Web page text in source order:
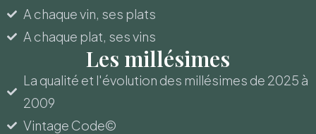
A chaque vin, ses plats
A chaque plat, ses vins
Les millésimes
La qualité et l'évolution des millésimes de 2025 à
2009
Vintage Code©